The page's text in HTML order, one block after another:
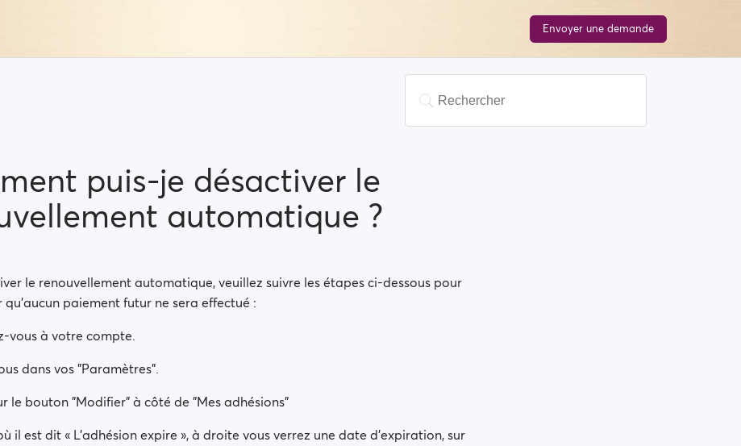
Envoyer une demande
puis-je désactiver le
automatique ?
le renouvellement automatique, veuillez suivre les étapes ci-dessous pour
qu'aucun paiement futur ne sera effectué :
vous à votre compte.
dans vos "Paramètres".
le bouton "Modifier" à côté de "Mes adhésions"
il est dit « L'adhésion expire », à droite vous verrez une date d'expiration, sur